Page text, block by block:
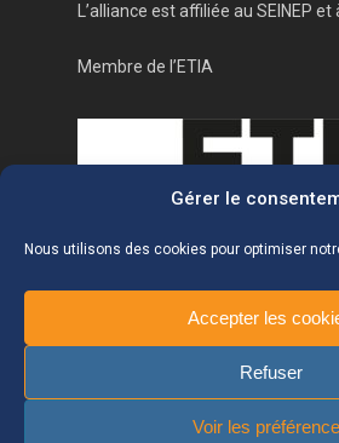
Gérer le
Nous utilisons des cookies pour optimiser
Accepter les
Refuser
Voir les
L’alliance est affiliée au SEINEP et
Membre de l’ETIA
©2020 L'Alliance